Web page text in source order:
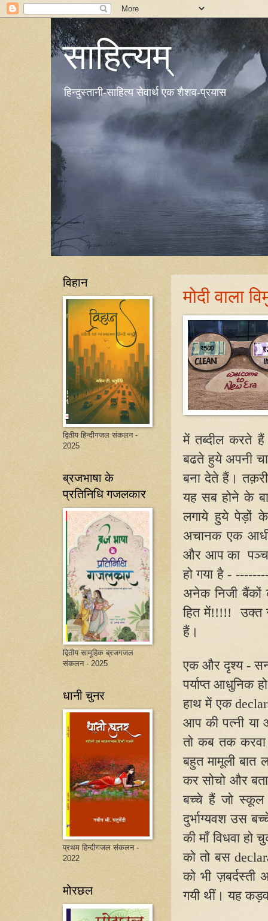
साहित्यम्
हिन्दुस्तानी-साहित्य सेवार्थ एक शैशव-प्रयास
मोदी वाला
में तब्दील करते
बढते हुये अपनी
बना देते हैं।
यह सब होने के
लगाये हुये पेड़ों
अचानक एक आधी
और आप का
हो गया है -
अनेक निजी बैंकों
हित में!!!!!
उक्त
हैं।
एक और दृश्य -
पर्याप्त आधुनिक
हाथ में एक
आप की पत्नी या
तो कब तक करवा
बहुत मामूली
कर सोचो और
बच्चे हैं जो
दुर्भाग्यवश उस
की माँ विधवा हो
को तो बस
को भी ज़बर्दस्ती
गयी थीं। यह
विहान
द्वितीय हिन्दीगजल संकलन -
2025
ब्रजभाषा के
प्रतिनिधि गजलकार
द्वितीय सामूहिक ब्रजगजल
संकलन - 2025
धानी चुनर
प्रथम हिन्दीगजल संकलन -
2022
मोरछल